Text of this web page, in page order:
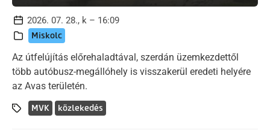
2026. 07. 28., k – 16:09
Miskolc
Az útfelújítás előrehaladtával, szerdán üzemkezdettől
több autóbusz-megállóhely is visszakerül eredeti helyére
az Avas területén.
MVK közlekedés